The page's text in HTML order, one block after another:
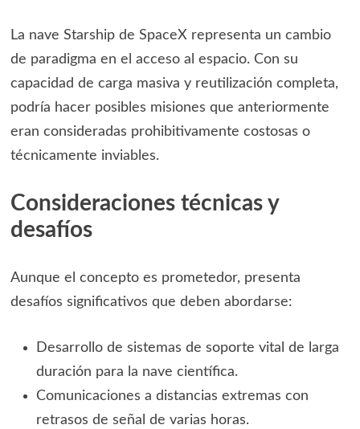
La nave Starship de SpaceX representa un cambio
de paradigma en el acceso al espacio. Con su
capacidad de carga masiva y reutilización completa,
podría hacer posibles misiones que anteriormente
eran consideradas prohibitivamente costosas o
técnicamente inviables.
Consideraciones técnicas y
desafíos
Aunque el concepto es prometedor, presenta
desafíos significativos que deben abordarse:
Desarrollo de sistemas de soporte vital de larga
duración para la nave científica.
Comunicaciones a distancias extremas con
retrasos de señal de varias horas.